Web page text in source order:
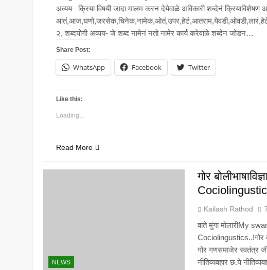
NEWS
अव्यय– क्रिया विषयी जादा मालम करन देयेवाळे अविकारी शब्देनं
२, शब्दयोगी अव्यय- जे शब्द नामेनं नतो नामेर कार्य करेवाळे शब्देन जोडन…
Share Post:
WhatsApp Facebook Twitter
Like this:
Loading...
Read More
NEWS
गोर
Kailash Rathod
वाते मुंगा मोलारीMy
Cociolingustics..!गोर
गोर गणसमाजेर स्वतंत्र
नीतिव्यवहार छ.ये